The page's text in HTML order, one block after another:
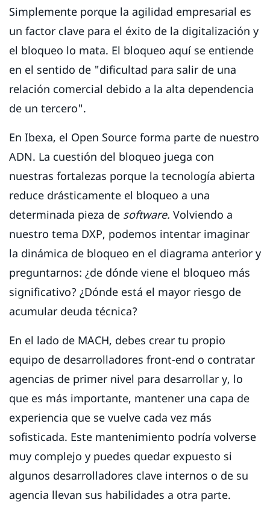
Simplemente porque la agilidad empresarial es
un factor clave para el éxito de la digitalización y
el bloqueo lo mata. El bloqueo aquí se entiende
en el sentido de "dificultad para salir de una
relación comercial debido a la alta dependencia
de un tercero".
En Ibexa, el Open Source forma parte de nuestro
ADN. La cuestión del bloqueo juega con
nuestras fortalezas porque la tecnología abierta
reduce drásticamente el bloqueo a una
determinada pieza de software. Volviendo a
nuestro tema DXP, podemos intentar imaginar
la dinámica de bloqueo en el diagrama anterior y
preguntarnos: ¿de dónde viene el bloqueo más
significativo? ¿Dónde está el mayor riesgo de
acumular deuda técnica?
En el lado de MACH, debes crear tu propio
equipo de desarrolladores front-end o contratar
agencias de primer nivel para desarrollar y, lo
que es más importante, mantener una capa de
experiencia que se vuelve cada vez más
sofisticada. Este mantenimiento podría volverse
muy complejo y puedes quedar expuesto si
algunos desarrolladores clave internos o de su
agencia llevan sus habilidades a otra parte.